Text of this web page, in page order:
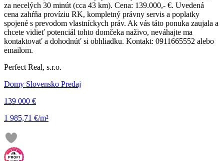
za necelých 30 minút (cca 43 km). Cena: 139.000,- €. Uvedená
cena zahŕňa províziu RK, kompletný právny servis a poplatky
spojené s prevodom vlastníckych práv. Ak vás táto ponuka zaujala a
chcete vidieť potenciál tohto domčeka naživo, neváhajte ma
kontaktovať a dohodnúť si obhliadku. Kontakt: 0911665552 alebo
emailom.
Perfect Real, s.r.o.
Domy Slovensko Predaj
139 000 €
1 985,71 €/m²